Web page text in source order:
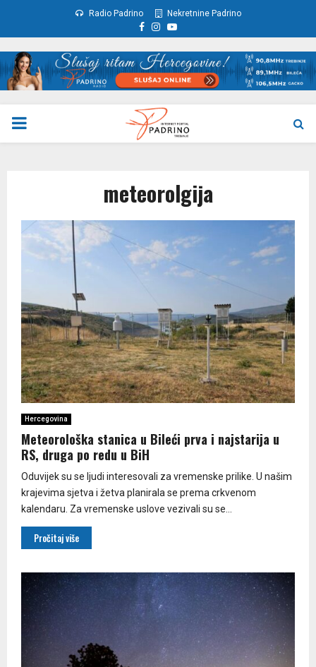
Radio Padrino Nekretnine Padrino
Facebook
Instagram
Youtube
PRIMARY
meteorolgija
Hercegovina
Meteorološka stanica u Bileći prva i najstarija u
RS, druga po redu u BiH
Oduvijek su se ljudi interesovali za vremenske prilike. U našim
krajevima sjetva i žetva planirala se prema crkvenom
kalendaru. Za vremenske uslove vezivali su se...
Pročitaj više